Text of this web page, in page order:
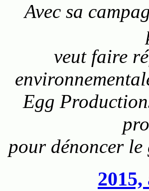
Avec sa
veut faire
Egg
pour dénoncer le